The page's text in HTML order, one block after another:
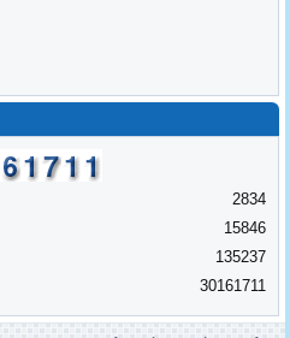
2834
15846
135237
30161711